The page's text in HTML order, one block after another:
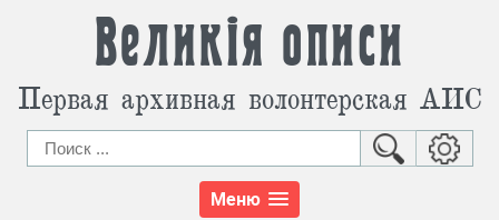
Великія описи
Первая архивная волонтерская АИС
Меню